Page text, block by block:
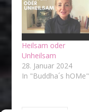
Heilsam oder
Unheilsam
28. Januar 2024
In "Buddha´s hOMe"